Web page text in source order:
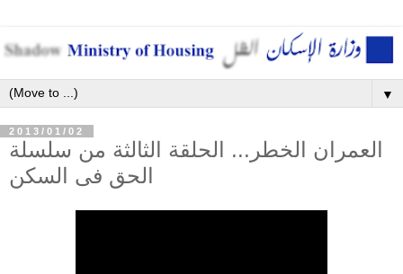
▼
2013/01/02
العمران الخطر... الحلقة الثالثة من سلسلة
الحق فى السكن